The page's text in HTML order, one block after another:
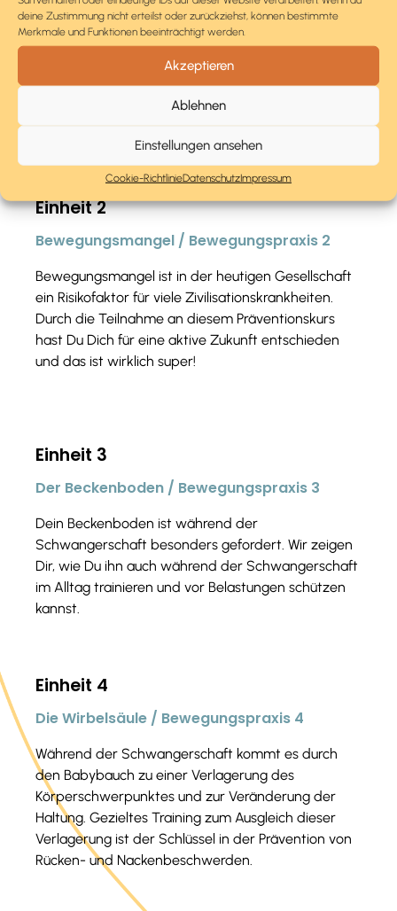
deine Zustimmung nicht erteilst oder zurückziehst, können bestimmte
Merkmale und Funktionen beeinträchtigt werden.
Akzeptieren
Ablehnen
Einstellungen ansehen
Cookie-RichtlinieDatenschutzImpressum
Einführung in das Thema / Bewegungspraxis
1
Lass uns gemeinsam die Grundlagen des
Präventionskurses kennenlernen. In der ersten
Einheit erfährst Du alles, was Du für die
Einheit 2
Bewegungsmangel / Bewegungspraxis 2
Bewegungsmangel ist in der heutigen Gesellschaft
ein Risikofaktor für viele Zivilisationskrankheiten.
Durch die Teilnahme an diesem Präventionskurs
hast Du Dich für eine aktive Zukunft entschieden
und das ist wirklich super!
Einheit 3
Der Beckenboden / Bewegungspraxis 3
Dein Beckenboden ist während der
Schwangerschaft besonders gefordert. Wir zeigen
Dir, wie Du ihn auch während der Schwangerschaft
im Alltag trainieren und vor Belastungen schützen
kannst.
Einheit 4
Die Wirbelsäule / Bewegungspraxis 4
Während der Schwangerschaft kommt es durch
den Babybauch zu einer Verlagerung des
Körperschwerpunktes und zur Veränderung der
Haltung. Gezieltes Training zum Ausgleich dieser
Verlagerung ist der Schlüssel in der Prävention von
Rücken- und Nackenbeschwerden.